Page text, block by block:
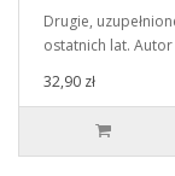
Drugie,
ostatnich lat.
32,90 zł